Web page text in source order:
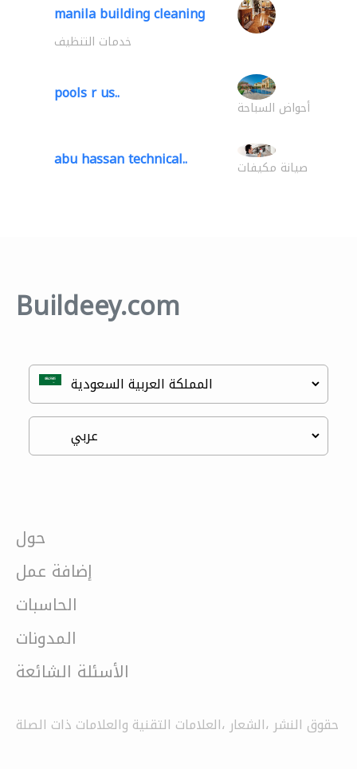
manila building cleaning
خدمات التنظيف
pools r us..
أحواض السباحة
abu hassan technical.. صيانة مكيفات
Buildeey.com
حول
إضافة عمل
الحاسبات
المدونات
الأسئلة الشائعة
حقوق النشر ،الشعار ،العلامات التقنية والعلامات ذات الصلة